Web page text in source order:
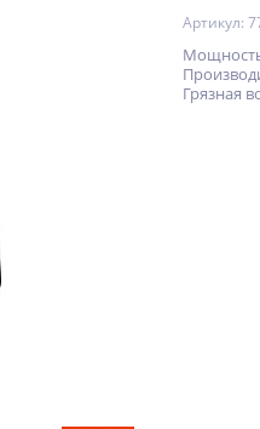
Артикул:
Грязная